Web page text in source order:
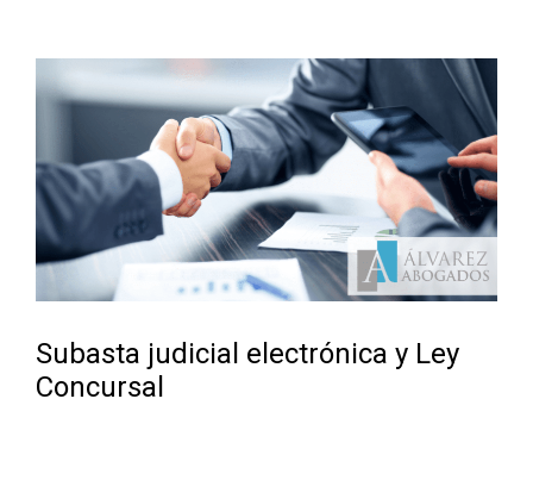
Subasta judicial electrónica y Ley
Concursal